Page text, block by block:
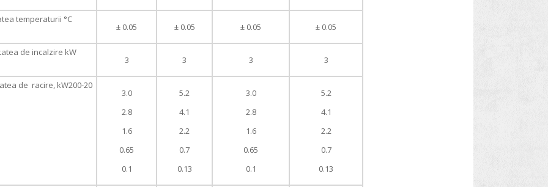
temperaturii °C
± 0.05 ± 0.05 ± 0.05 ± 0.05
de incalzire kW
3 3 3 3
de racire, kW200-20
3.0
2.8
1.6
0.65
0.1
5.2
4.1
2.2
0.7
0.13
3.0
2.8
1.6
0.65
0.1
5.2
4.1
2.2
0.7
0.13